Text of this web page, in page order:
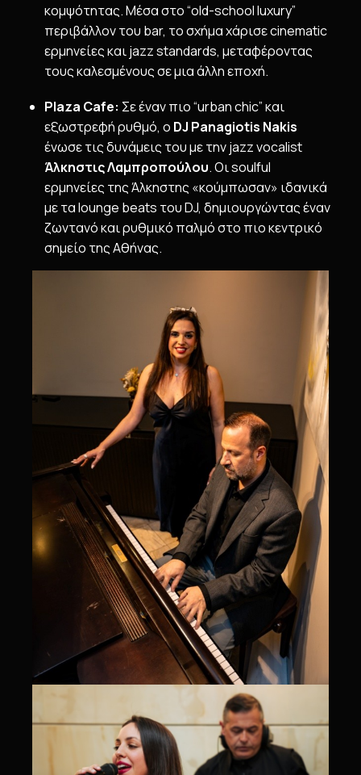
κομψότητας. Μέσα στο “old-school luxury”
περιβάλλον του bar, το σχήμα χάρισε cinematic
ερμηνείες και jazz standards, μεταφέροντας
τους καλεσμένους σε μια άλλη εποχή.
Plaza Cafe: Σε έναν πιο “urban chic” και
εξωστρεφή ρυθμό, ο DJ Panagiotis Nakis
ένωσε τις δυνάμεις του με την jazz vocalist
Άλκηστις Λαμπροπούλου. Οι soulful
ερμηνείες της Άλκηστης «κούμπωσαν» ιδανικά
με τα lounge beats του DJ, δημιουργώντας έναν
ζωντανό και ρυθμικό παλμό στο πιο κεντρικό
σημείο της Αθήνας.